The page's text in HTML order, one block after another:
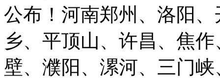
公布！河南郑州、洛阳
乡、平顶山、许昌、焦
壁、濮阳、漯河、三门